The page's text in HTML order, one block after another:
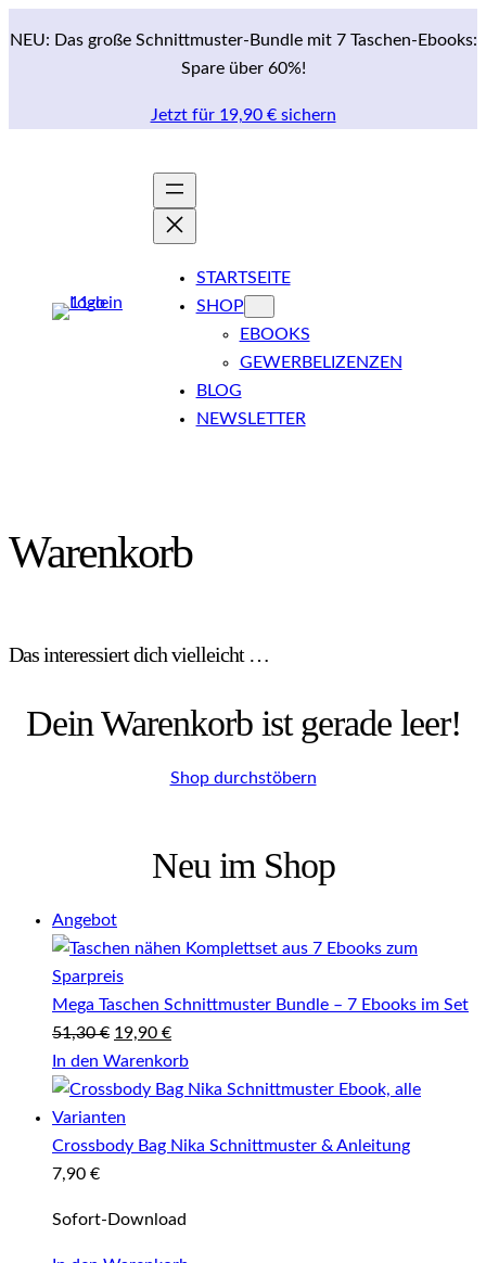
Inhalt
NEU: Das große Schnittmuster-Bundle mit 7 Taschen-Ebooks:
Spare über 60%!
Jetzt für 19,90 € sichern
STARTSEITE
SHOP
EBOOKS
GEWERBELIZENZEN
BLOG
NEWSLETTER
Warenkorb
Das interessiert dich vielleicht …
Dein Warenkorb ist gerade leer!
Shop durchstöbern
Neu im Shop
AngebotProdukt
im
Angebot
Mega Taschen Schnittmuster Bundle – 7 Ebooks im Set
51,30€ Ursprünglicher
Preis
war:
51,30 €
19,90 €Aktueller
Preis
ist:
In den Warenkorb
Crossbody Bag Nika Schnittmuster & Anleitung
7,90 €
Sofort-Download